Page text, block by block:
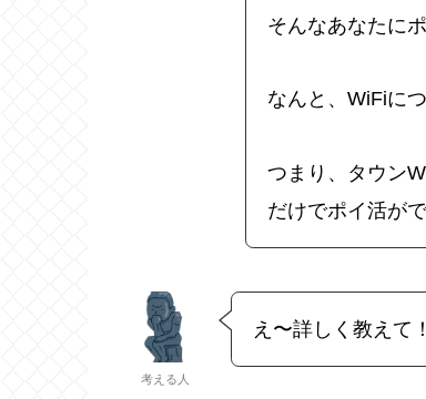
そんなあなたに
なんと、WiFiに
つまり、タウン
だけでポイ活が
考える人
え〜詳しく教えて！